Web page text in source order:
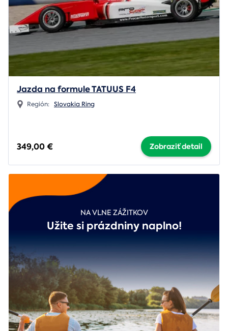
Jazda na formule TATUUS F4
Región: Slovakia Ring
349,00 € Zobraziť detail
NA VLNE ZÁŽITKOV
Užite si prázdniny naplno!